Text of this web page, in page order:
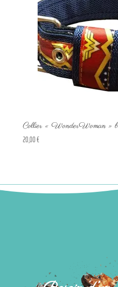
Collier « WonderWoman »
20,00€